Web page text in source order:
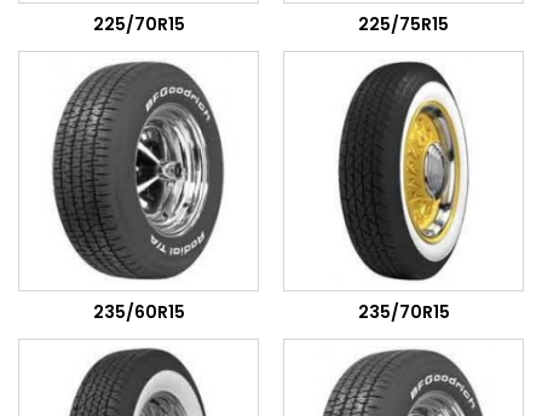
225/70R15 225/75R15
235/60R15 235/70R15